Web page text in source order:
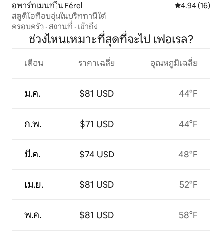
อพาร์ทเมนท์ใน Férel คะแนนเฉลี่ย
4.94 (16)
สตูดิโอที่อบอุ่นในบริททานีใต้
ครอบครัว · สถานที่ · เข้าถึง
ช่วงไหนเหมาะที่สุดที่จะไป เฟอเรล?
เดือน
ม.ค.
ก.พ.
มี.ค.
เม.ย.
พ.ค.
ราคาเฉลี่ย
$81 USD
$71 USD
$74 USD
$81 USD
$81 USD
อุณหภูมิเฉลี่ย
44°F
44°F
48°F
52°F
58°F